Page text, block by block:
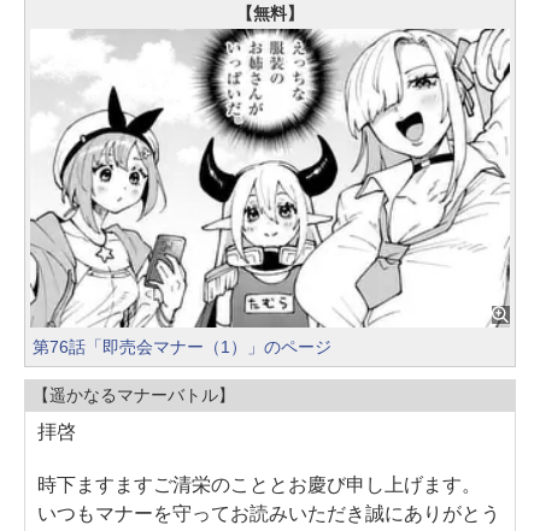
【無料】
第76話「即売会マナー（1）」のページ
【遥かなるマナーバトル】
拝啓
時下ますますご清栄のこととお慶び申し上げます。
いつもマナーを守ってお読みいただき誠にありがとう